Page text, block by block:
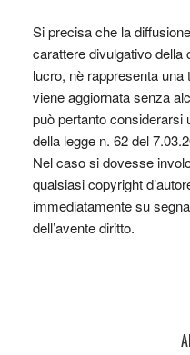
Si precisa che la
carattere divulgativo
lucro, nè rappresenta
viene aggiornata senza
può pertanto considerarsi
della legge n. 62 del
Nel caso si dovesse
qualsiasi copyright
immediatamente su
dell’avente diritto.